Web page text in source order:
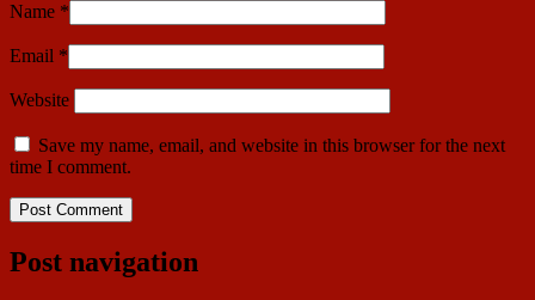
Name *
Email *
Website
Save my name, email, and website in this browser for the next
time I comment.
Post navigation